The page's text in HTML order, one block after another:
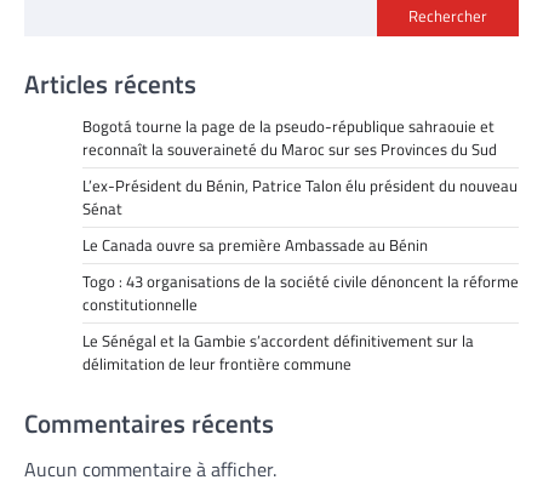
Rechercher
Articles récents
Bogotá tourne la page de la pseudo-république sahraouie et
reconnaît la souveraineté du Maroc sur ses Provinces du Sud
L’ex-Président du Bénin, Patrice Talon élu président du nouveau
Sénat
Le Canada ouvre sa première Ambassade au Bénin
Togo : 43 organisations de la société civile dénoncent la réforme
constitutionnelle
Le Sénégal et la Gambie s’accordent définitivement sur la
délimitation de leur frontière commune
Commentaires récents
Aucun commentaire à afficher.